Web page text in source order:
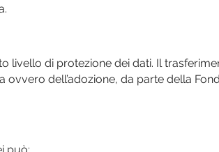
livello di protezione dei dati. Il
dell’adozione, da parte della